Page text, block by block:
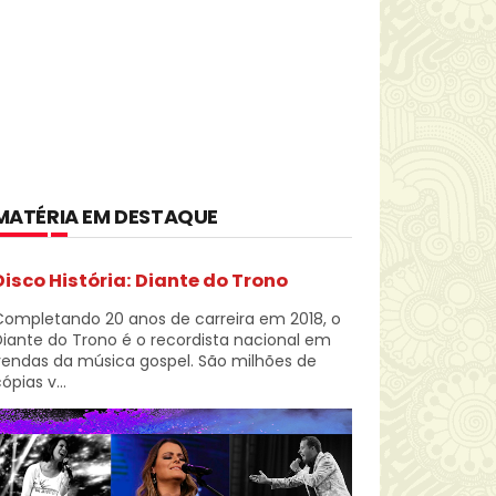
EM DESTAQUE
História: Diante do Trono
20 anos de carreira em 2018, o
do Trono é o recordista nacional em
da música gospel. São milhões de
v...